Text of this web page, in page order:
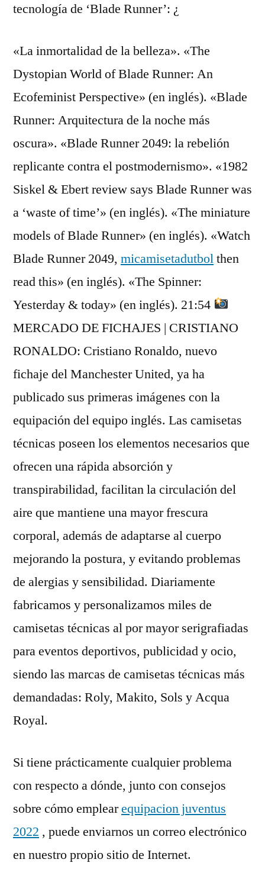
tecnología de ‘Blade Runner’: ¿
«La inmortalidad de la belleza». «The
Dystopian World of Blade Runner: An
Ecofeminist Perspective» (en inglés). «Blade
Runner: Arquitectura de la noche más
oscura». «Blade Runner 2049: la rebelión
replicante contra el postmodernismo». «1982
Siskel & Ebert review says Blade Runner was
a ‘waste of time’» (en inglés). «The miniature
models of Blade Runner» (en inglés). «Watch
Blade Runner 2049, micamisetadutbolthen
read this» (en inglés). «The Spinner:
Yesterday & today» (en inglés). 21:54
MERCADO DE FICHAJES | CRISTIANO
RONALDO: Cristiano Ronaldo, nuevo
fichaje del Manchester United, ya ha
publicado sus primeras imágenes con la
equipación del equipo inglés. Las camisetas
técnicas poseen los elementos necesarios que
ofrecen una rápida absorción y
transpirabilidad, facilitan la circulación del
aire que mantiene una mayor frescura
corporal, además de adaptarse al cuerpo
mejorando la postura, y evitando problemas
de alergias y sensibilidad. Diariamente
fabricamos y personalizamos miles de
camisetas técnicas al por mayor serigrafiadas
para eventos deportivos, publicidad y ocio,
siendo las marcas de camisetas técnicas más
demandadas: Roly, Makito, Sols y Acqua
Royal.
Si tiene prácticamente cualquier problema
con respecto a dónde, junto con consejos
sobre cómo emplearequipacion juventus
2022 , puede enviarnos un correo electrónico
en nuestro propio sitio de Internet.